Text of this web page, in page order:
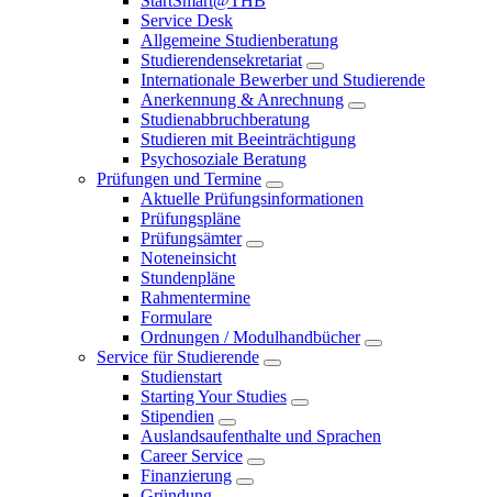
Service Desk
Allgemeine Studienberatung
Studierendensekretariat
Internationale Bewerber und Studierende
Anerkennung & Anrechnung
Studienabbruchberatung
Studieren mit Beeinträchtigung
Psychosoziale Beratung
Prüfungen und Termine
Aktuelle Prüfungsinformationen
Prüfungspläne
Prüfungsämter
Noteneinsicht
Stundenpläne
Rahmentermine
Formulare
Ordnungen / Modulhandbücher
Service für Studierende
Studienstart
Starting Your Studies
Stipendien
Auslandsaufenthalte und Sprachen
Career Service
Finanzierung